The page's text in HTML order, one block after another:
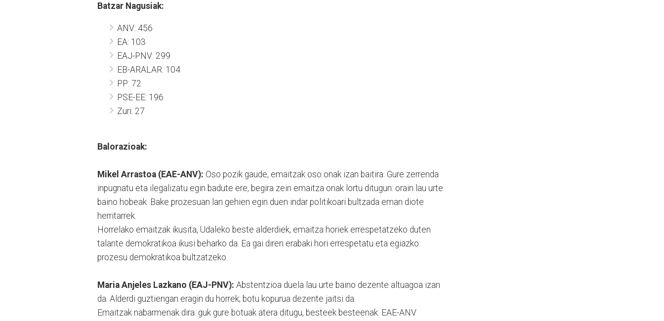
Batzar Nagusiak:
ANV: 456
EA: 103
EAJ-PNV: 299
EB-ARALAR: 104
PP: 72
PSE-EE: 196
Zuri: 27
Balorazioak:
Mikel Arrastoa (EAE-ANV): Oso pozik gaude, emaitzak oso onak izan baitira. Gure zerrenda
inpugnatu eta ilegalizatu egin badute ere, begira zein emaitza onak lortu ditugun: orain lau urte
baino hobeak. Bake prozesuan lan gehien egin duen indar politikoari bultzada eman diote
herritarrek.
Horrelako emaitzak ikusita, Udaleko beste alderdiek, emaitza horiek errespetatzeko duten
talante demokratikoa ikusi beharko da. Ea gai diren erabaki hori errespetatu eta egiazko
prozesu demokratikoa bultzatzeko.
Maria Anjeles Lazkano (EAJ-PNV): Abstentzioa duela lau urte baino dezente altuagoa izan
da. Alderdi guztiengan eragin du horrek; botu kopurua dezente jaitsi da.
Emaitzak nabarmenak dira: guk gure botuak atera ditugu, besteek besteenak. EAE-ANV